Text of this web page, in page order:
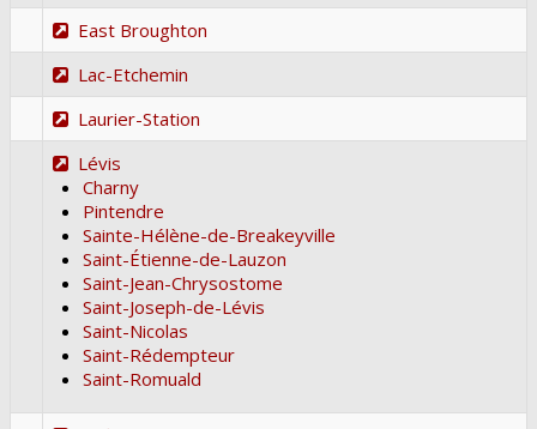
East Broughton
Lac-Etchemin
Laurier-Station
Lévis
Charny
Pintendre
Sainte-Hélène-de-Breakeyville
Saint-Étienne-de-Lauzon
Saint-Jean-Chrysostome
Saint-Joseph-de-Lévis
Saint-Nicolas
Saint-Rédempteur
Saint-Romuald